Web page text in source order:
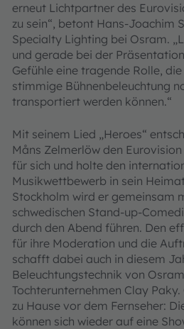
erneut Lichtpartner des
zu sein“, betont Hans-Joachim
Specialty Lighting bei Osram.
und gerade bei der
Gefühle eine tragende Rolle,
stimmige Bühnenbeleuchtung
transportiert werden können.“
Mit seinem Lied „Heroes“
Måns Zelmerlöw den
für sich und holte den
Musikwettbewerb in sein
Stockholm wird er gemeinsam
schwedischen Stand-up-
durch den Abend führen. Den
für ihre Moderation und die
schafft dabei auch in diesem
Beleuchtungstechnik von
Tochterunternehmen Clay
zu Hause vor dem Fernseher:
können sich wieder auf eine